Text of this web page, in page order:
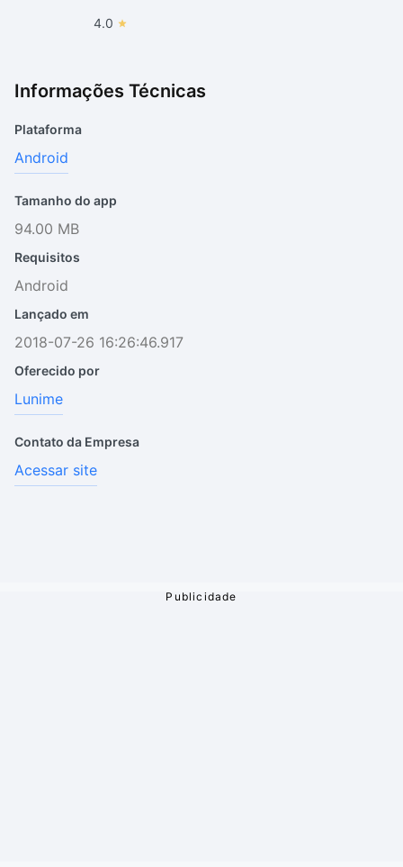
4.0
Informações Técnicas
Plataforma
Android
Tamanho do app
94.00 MB
Requisitos
Android
Lançado em
2018-07-26 16:26:46.917
Oferecido por
Lunime
Contato da Empresa
Acessar site